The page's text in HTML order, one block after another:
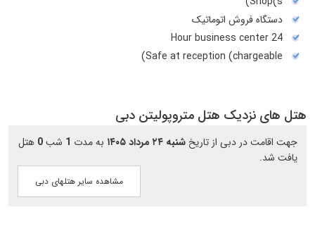
دستگاه فروش اتوماتیک
24 Hour business center
Safe at reception (chargeable)
هتل های نزدیک هتل متروپولیتن دبی
جهت اقامت در دبی از تاریخ شنبه ۲۴ مرداد ۱۴۰۵ به مدت 1 شب0 هتل
یافت شد.
مشاهده سایر هتلهای دبی